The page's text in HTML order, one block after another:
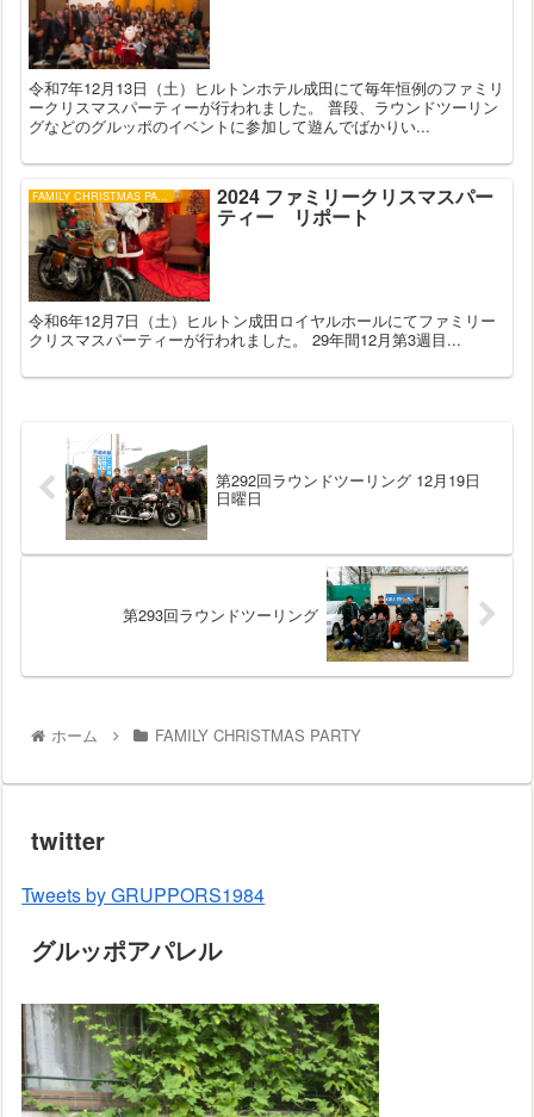
令和7年12月13日（土）ヒルトンホテル成田にて毎年恒例のファミリ
ークリスマスパーティーが行われました。 普段、ラウンドツーリン
グなどのグルッポのイベントに参加して遊んでばかりい...
FAMILY CHRISTMAS PARTY 2024 ファミリークリスマスパー
ティー リポート
令和6年12月7日（土）ヒルトン成田ロイヤルホールにてファミリー
クリスマスパーティーが行われました。 29年間12月第3週目...
第292回ラウンドツーリング 12月19日
日曜日
第293回ラウンドツーリング
ホーム FAMILY CHRISTMAS PARTY
twitter
Tweets by GRUPPORS1984
グルッポアパレル